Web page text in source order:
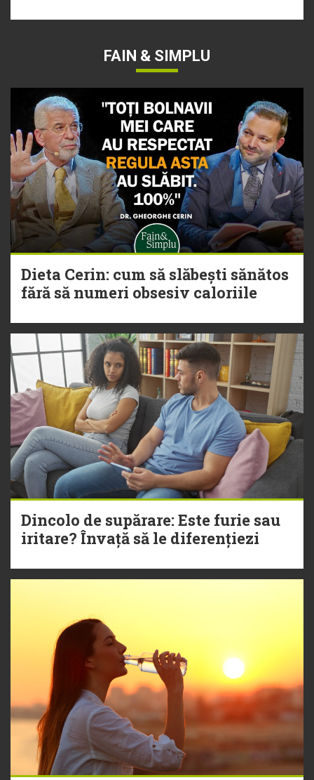
FAIN & SIMPLU
Dieta Cerin: cum să slăbești sănătos
fără să numeri obsesiv caloriile
Dincolo de supărare: Este furie sau
iritare? Învață să le diferențiezi